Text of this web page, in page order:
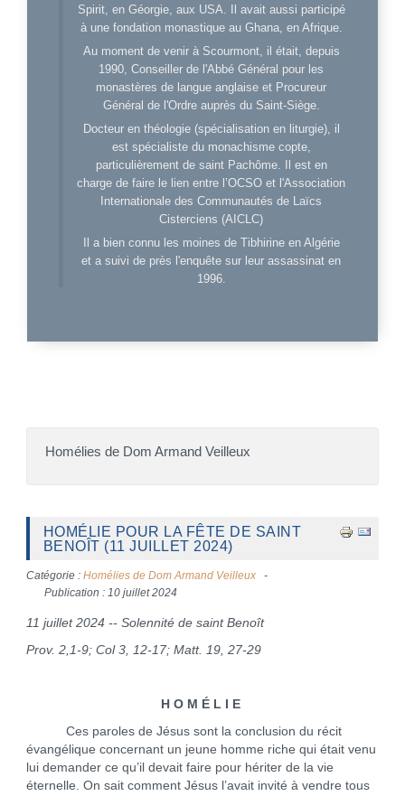
Spirit, en Géorgie, aux USA. Il avait aussi participé
à une fondation monastique au Ghana, en Afrique.
Au moment de venir à Scourmont, il était, depuis
1990, Conseiller de l'Abbé Général pour les
monastères de langue anglaise et Procureur
Général de l'Ordre auprès du Saint-Siège.
Docteur en théologie (spécialisation en liturgie), il
est spécialiste du monachisme copte,
particulièrement de saint Pachôme. Il est en
charge de faire le lien entre l’OCSO et l'Association
Internationale des Communautés de Laïcs
Cisterciens (AICLC)
Il a bien connu les moines de Tibhirine en Algérie
et a suivi de près l'enquête sur leur assassinat en
1996.
Homélies de Dom Armand Veilleux
HOMÉLIE POUR LA FÊTE DE SAINT
BENOÎT (11 JUILLET 2024)
Catégorie : Homélies de Dom Armand Veilleux
Publication : 10 juillet 2024
11 juillet 2024 -- Solennité de saint Benoît
Prov. 2,1-9; Col 3, 12-17; Matt. 19, 27-29
H O M É L I E
Ces paroles de Jésus sont la conclusion du récit
évangélique concernant un jeune homme riche qui était venu
lui demander ce qu’il devait faire pour hériter de la vie
éternelle. On sait comment Jésus l’avait invité à vendre tous